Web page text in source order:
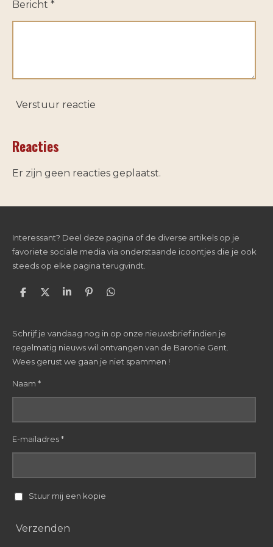
Bericht *
Verstuur reactie
Reacties
Er zijn geen reacties geplaatst.
Interessant? Deel deze pagina of de diverse artikels op je
favoriete sociale media via onderstaande icoontjes die je ook
steeds op elke pagina terugvindt.
D
n
D
S
e
P
e
n
D
n
Schrijf je vandaag nog in op onze nieuwsbrief indien je
regelmatig nieuws wil ontvangen van de Baronie Gent.
Wees gerust we gaan je niet spammen !
Naam *
E-mailadres *
Stuur mij een kopie
Verzenden